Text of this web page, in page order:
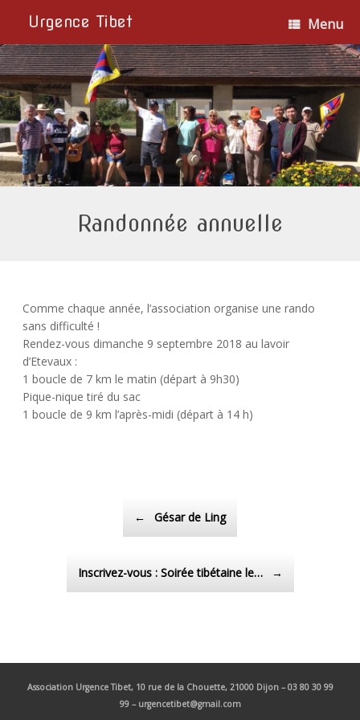
Urgence Tibet Menu
Randonnée annuelle
Comme chaque année, l’association organise une rando
sans difficulté !
Rendez-vous dimanche 9 septembre 2018 au lavoir
d’Etevaux :
1 boucle de 7 km le matin (départ à 9h30)
Pique-nique tiré du sac
1 boucle de 9 km l’après-midi (départ à 14 h)
← Gésar de Ling
Inscrivez-vous : Soirée tibétaine le… →
Association Urgence Tibet, 10 rue de la Chouette, 21000 Dijon – 03 80 30 99
99 – urgencetibet@gmail.com